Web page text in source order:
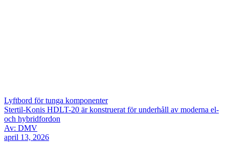
Lyftbord för tunga komponenter
Stertil-Konis HDLT-20 är konstruerat för underhåll av moderna el-
och hybridfordon
Av: DMV
april 13, 2026